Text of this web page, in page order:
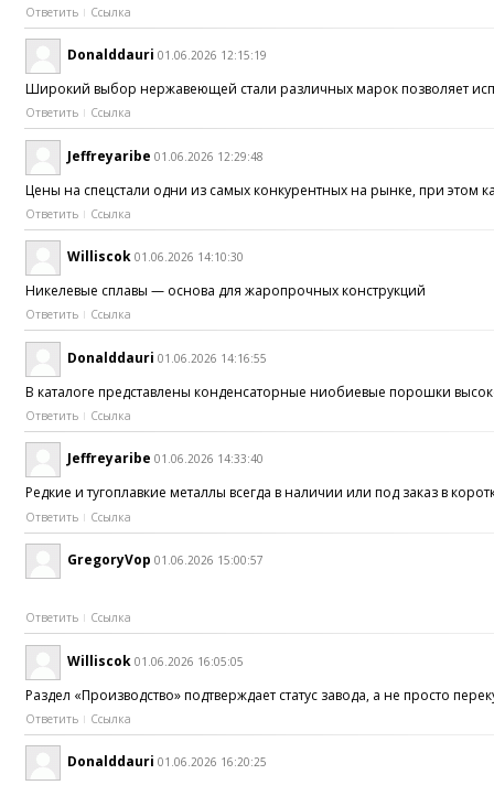
Ответить Ссылка
Donalddauri 01.06.2026 12:15:19
Широкий выбор нержавеющей стали различных марок позволяет
Ответить Ссылка
Jeffreyaribe 01.06.2026 12:29:48
Цены на спецстали одни из самых конкурентных на рынке, при этом
Ответить Ссылка
Williscok 01.06.2026 14:10:30
Никелевые сплавы — основа для жаропрочных конструкций
Ответить Ссылка
Donalddauri 01.06.2026 14:16:55
В каталоге представлены конденсаторные ниобиевые порошки
Ответить Ссылка
Jeffreyaribe 01.06.2026 14:33:40
Редкие и тугоплавкие металлы всегда в наличии или под заказ в
Ответить Ссылка
GregoryVop 01.06.2026 15:00:57
Ответить Ссылка
Williscok 01.06.2026 16:05:05
Раздел «Производство» подтверждает статус завода, а не просто
Ответить Ссылка
Donalddauri 01.06.2026 16:20:25